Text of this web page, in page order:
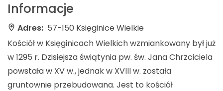
Informacje
Adres: 57-150 Księginice Wielkie
Kościół w Księginicach Wielkich wzmiankowany był już
w 1295 r. Dzisiejsza świątynia pw. św. Jana Chrzciciela
powstała w XV w., jednak w XVIII w. została
gruntownie przebudowana. Jest to kościół